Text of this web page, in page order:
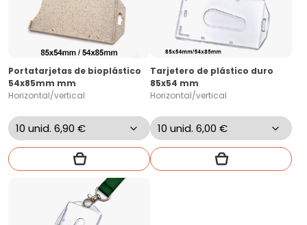
Portatarjetas de bioplástico
54x85mm mm
Horizontal/vertical
Tarjetero de plástico duro
85x54 mm
Horizontal/vertical